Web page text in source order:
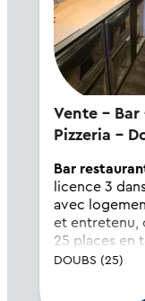
Vente - Bar - Brasserie - Restaurant -
Pizzeria -
Bar
licence 3
avec
et entretenu,
25 places en
cause d'autre
DOUBS (25)